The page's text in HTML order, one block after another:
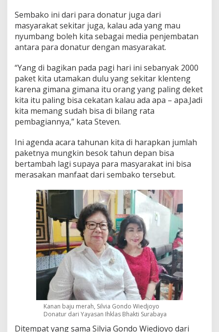
Sembako ini dari para donatur juga dari
masyarakat sekitar juga, kalau ada yang mau
nyumbang boleh kita sebagai media penjembatan
antara para donatur dengan masyarakat.
“Yang di bagikan pada pagi hari ini sebanyak 2000
paket kita utamakan dulu yang sekitar klenteng
karena gimana gimana itu orang yang paling deket
kita itu paling bisa cekatan kalau ada apa – apa.Jadi
kita memang sudah bisa di bilang rata
pembagiannya,” kata Steven.
Ini agenda acara tahunan kita di harapkan jumlah
paketnya mungkin besok tahun depan bisa
bertambah lagi supaya para masyarakat ini bisa
merasakan manfaat dari sembako tersebut.
Kanan baju merah, Silvia Gondo Wiedjoyo
Donatur dari Yayasan Ihklas Bhakti Surabaya
Ditempat yang sama Silvia Gondo Wiedjoyo dari